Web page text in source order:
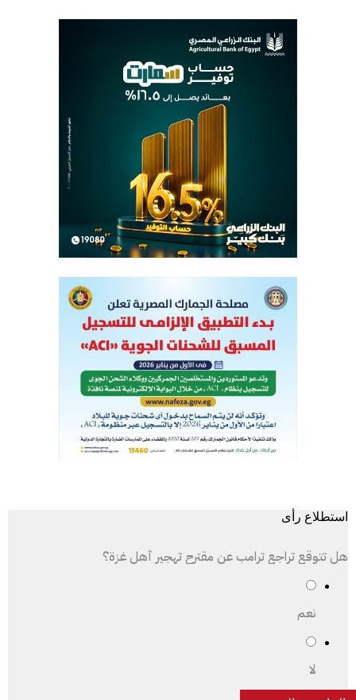
استطلاع رأى
هل تتوقع تراجع ترامب عن مقترح تهجير أهل غزة؟
نعم
لا